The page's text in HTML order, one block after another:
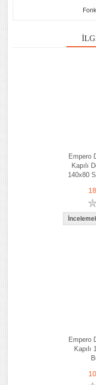
Empero
Kapılı
140x80
Empero
Kapılı